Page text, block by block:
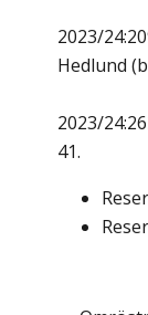
2023/
Hedlund
2023/
41.